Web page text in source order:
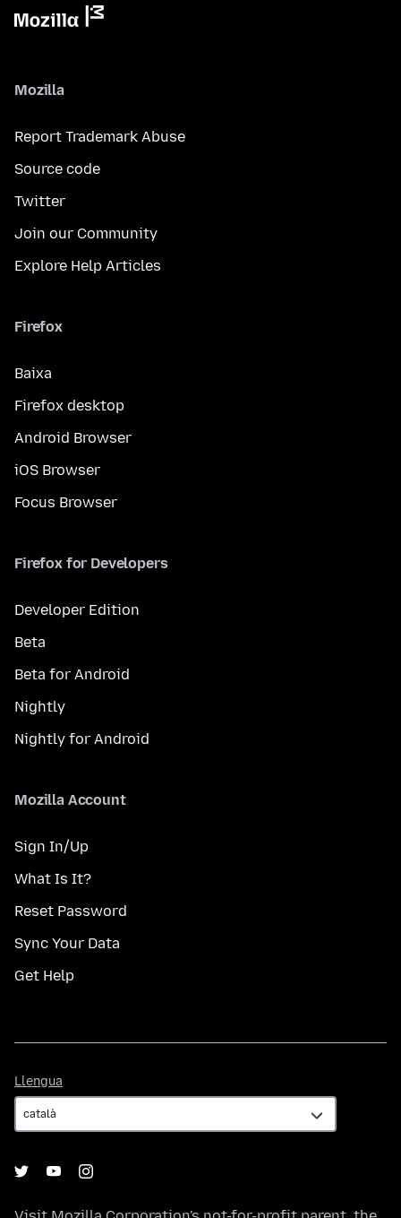
Mozilla
Report Trademark Abuse
Source code
Twitter
Join our Community
Explore Help Articles
Firefox
Baixa
Firefox desktop
Android Browser
iOS Browser
Focus Browser
Firefox for Developers
Developer Edition
Beta
Beta for Android
Nightly
Nightly for Android
Mozilla Account
Sign In/Up
What Is It?
Reset Password
Sync Your Data
Get Help
Llengua